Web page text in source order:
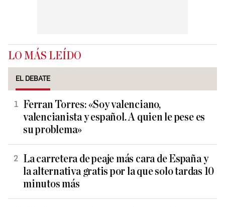
LO MÁS LEÍDO
EL DEBATE
Ferran Torres: «Soy valenciano,
valencianista y español. A quien le pese es
su problema»
La carretera de peaje más cara de España y
la alternativa gratis por la que solo tardas 10
minutos más